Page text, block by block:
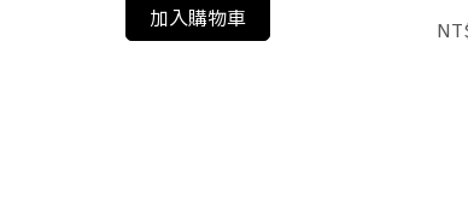
加入購物車